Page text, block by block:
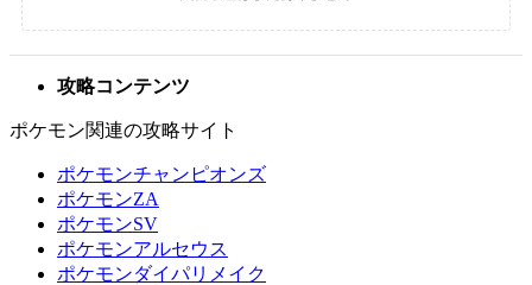
攻略コンテンツ
ポケモン関連の攻略サイト
ポケモンチャンピオンズ
ポケモンZA
ポケモンSV
ポケモンアルセウス
ポケモンダイパリメイク